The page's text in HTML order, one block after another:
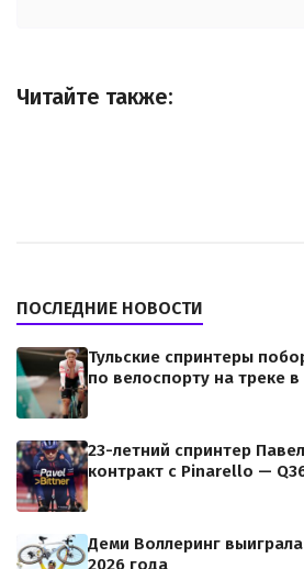
Читайте также:
ПОСЛЕДНИЕ НОВОСТИ
Тульские спринтеры
по велоспорту на треке
23-летний спринтер
контракт с Pinarello —
Деми Воллеринг
2026 года